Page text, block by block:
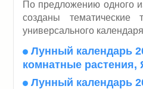
По предложению одного
созданы
универсального
Лунный календарь
комнатные растения,
Лунный календарь